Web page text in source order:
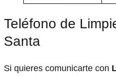
Teléfono de
Santa
Si quieres comunicarte con